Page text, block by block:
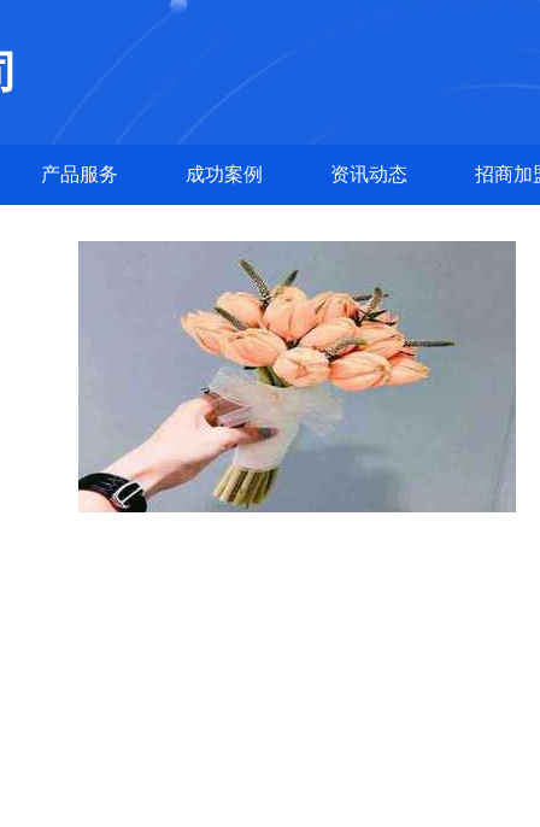
产品服务 成功案例 资讯动态 招商加